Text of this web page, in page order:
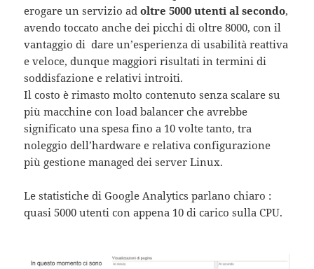
erogare un servizio adoltre 5000 utenti al secondo,
avendo toccato anche dei picchi di oltre 8000, con il
vantaggio di dare un’esperienza di usabilità reattiva
e veloce, dunque maggiori risultati in termini di
soddisfazione e relativi introiti.
Il costo è rimasto molto contenuto senza scalare su
più macchine con load balancer che avrebbe
significato una spesa fino a 10 volte tanto, tra
noleggio dell’hardware e relativa configurazione
più gestione managed dei server Linux.
Le statistiche di Google Analytics parlano chiaro :
quasi 5000 utenti con appena 10 di carico sulla CPU.